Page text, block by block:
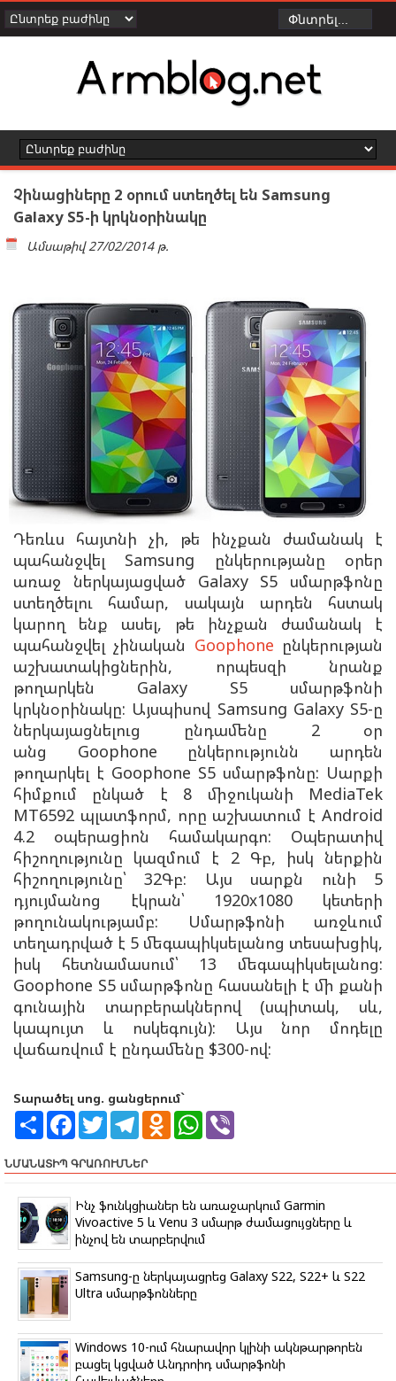
Չինացիները 2 օրում ստեղծել են Samsung
Galaxy S5-ի կրկնօրինակը
Ամսաթիվ 27/02/2014 թ.
Դեռևս հայտնի չի, թե ինչքան ժամանակ է
պահանջվել Samsung ընկերությանը օրեր
առաջ ներկայացված Galaxy S5 սմարթֆոնը
ստեղծելու համար, սակայն արդեն հստակ
կարող ենք ասել, թե ինչքան ժամանակ է
պահանջվել չինական Goophone ընկերության
աշխատակիցներին, որպեսզի նրանք
թողարկեն Galaxy S5 սմարթֆոնի
կրկնօրինակը: Այսպիսով Samsung Galaxy S5-ը
ներկայացնելուց ընդամենը 2 օր
անց Goophone ընկերությունն արդեն
թողարկել է Goophone S5 սմարթֆոնը: Սարքի
հիմքում ընկած է 8 միջուկանի MediaTek
MT6592 պլատֆորմ, որը աշխատում է Android
4.2 օպերացիոն համակարգո: Օպերատիվ
հիշողությունը կազմում է 2 Գբ, իսկ ներքին
հիշողությունը՝ 32Գբ: Այս սարքն ունի 5
դյույմանոց էկրան՝ 1920х1080 կետերի
թողունակությամբ: Սմարթֆոնի առջևում
տեղադրված է 5 մեգապիկսելանոց տեսախցիկ,
իսկ հետնամասում՝ 13 մեգապիկսելանոց:
Goophone S5 սմարթֆոնը հասանելի է մի քանի
գունային տարբերակներով (սպիտակ, սև,
կապույտ և ոսկեգույն): Այս նոր մոդելը
վաճառվում է ընդամենը $300-ով:
Տարածել սոց. ցանցերում`
S
r
e
F
e
b
o
k
T
w
t
t
r
T
e
g
a
m
O
k
a
s
s
n
i
k
i
W
s
p
r
ՆՄԱՆԱՏԻՊ ԳՐԱՌՈՒՄՆԵՐ
Ինչ ֆունկցիաներ են առաջարկում Garmin
Vivoactive 5 և Venu 3 սմարթ ժամացույցները և
ինչով են տարբերվում
Samsung-ը ներկայացրեց Galaxy S22, S22+ և S22
Ultra սմարթֆոնները
Windows 10-ում հնարավոր կլինի ակնթարթորեն
բացել կցված Անդրոիդ սմարթֆոնի